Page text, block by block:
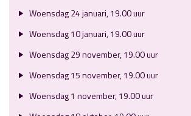
Woensdag 24 januari, 19.00 uur
Woensdag 10 januari, 19.00 uur
Woensdag 29 november, 19.00 uur
Woensdag 15 november, 19.00 uur
Woensdag 1 november, 19.00 uur